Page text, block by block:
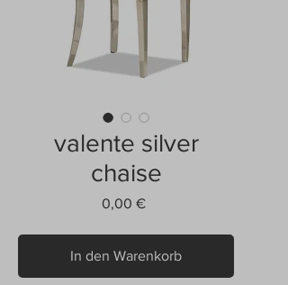
valente silver
chaise
0,00 €Preis
In den Warenkorb